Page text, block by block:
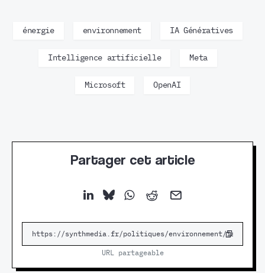
énergie environnement IA Génératives
Intelligence artificielle Meta
Microsoft OpenAI
Partager cet article
URL partageable